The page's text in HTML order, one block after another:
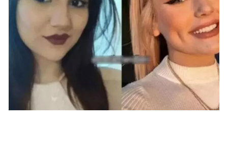
Kırşehir
Kocaeli
Konya
Malatya